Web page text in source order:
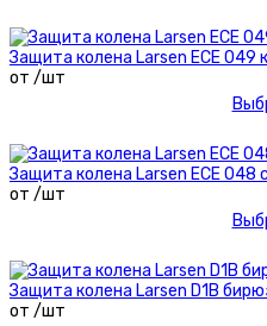
Защита колена Larsen ECE 049
от /шт
Защита колена Larsen ECE 048
от /шт
Защита колена Larsen D1B
от /шт